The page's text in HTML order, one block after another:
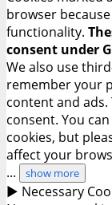
browser
functionality.
consent under
We also use
remember your
content and
consent. You
cookies, but
affect your
...
show more
► Necessary